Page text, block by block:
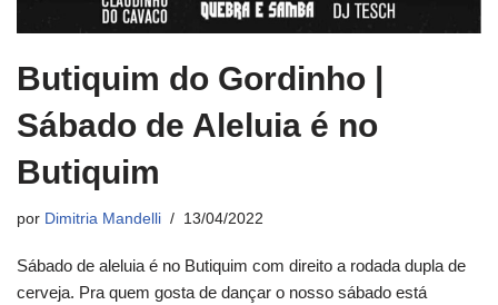
Butiquim do Gordinho |
Sábado de Aleluia é no
Butiquim
por Dimitria Mandelli 13/04/2022
Sábado de aleluia é no Butiquim com direito a rodada dupla de
cerveja. Pra quem gosta de dançar o nosso sábado está